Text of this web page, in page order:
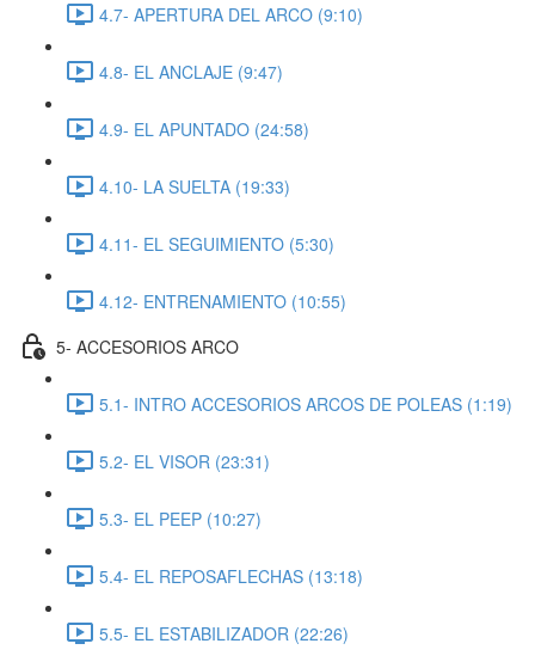
4.7- APERTURA DEL ARCO (9:10)
4.8- EL ANCLAJE (9:47)
4.9- EL APUNTADO (24:58)
4.10- LA SUELTA (19:33)
4.11- EL SEGUIMIENTO (5:30)
4.12- ENTRENAMIENTO (10:55)
5- ACCESORIOS ARCO
5.1- INTRO ACCESORIOS ARCOS DE POLEAS (1:19)
5.2- EL VISOR (23:31)
5.3- EL PEEP (10:27)
5.4- EL REPOSAFLECHAS (13:18)
5.5- EL ESTABILIZADOR (22:26)